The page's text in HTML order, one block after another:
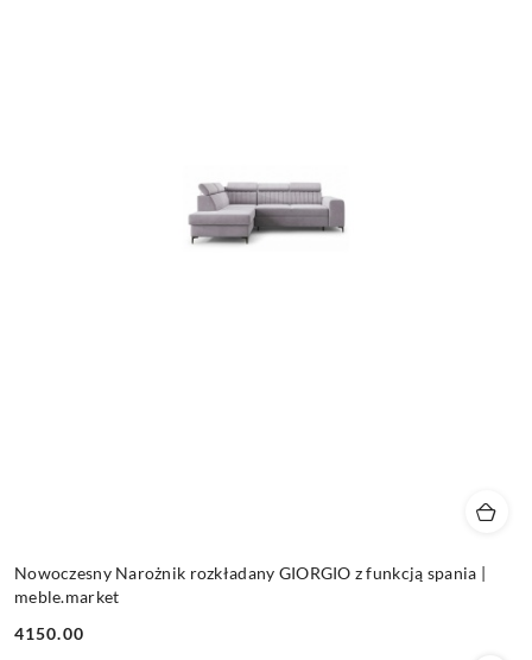
Nowoczesny Narożnik rozkładany GIORGIO z funkcją spania |
meble.market
Cena:
4150.00